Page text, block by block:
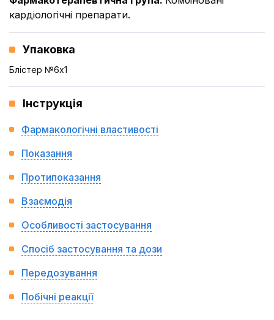
кардіологічні препарати.
Упаковка
Блістер №6x1
Інструкція
Фармакологічні властивості
Показання
Протипоказання
Взаємодія
Особливості застосування
Спосіб застосування та дози
Передозування
Побічні реакції